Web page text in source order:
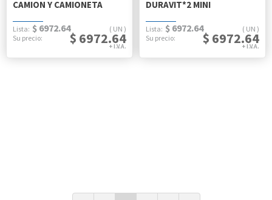
CAMION Y CAMIONETA
UN
$ 6972.64
$ 6972.64
DURAVIT*2 MINI
UN
$ 6972.64
$ 6972.64